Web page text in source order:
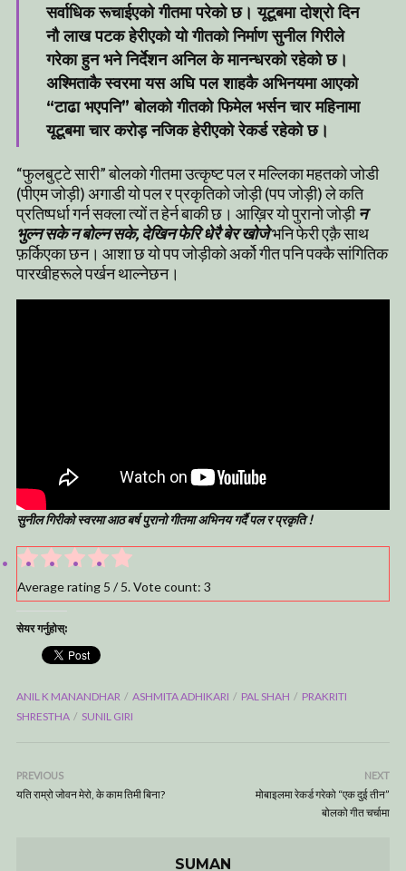
सर्वाधिक रूचाईएको गीतमा परेको छ। यूटूबमा दोश्रो दिन
नौ लाख पटक हेरीएको यो गीतको निर्माण सुनील गिरीले
गरेका हुन भने निर्देशन अनिल के मानन्धरको रहेको छ।
अश्मिताकै स्वरमा यस अघि पल शाहकै अभिनयमा आएको
“टाढा भएपनि” बोलको गीतको फिमेल भर्सन चार महिनामा
यूटूबमा चार करोड़ नजिक हेरीएको रेकर्ड रहेको छ।
“फुलबुट्टे सारी” बोलको गीतमा उत्कृष्ट पल र मल्लिका महतको जोडी
(पीएम जोड़ी) अगाडी यो पल र प्रकृतिको जोड़ी (पप जोड़ी) ले कति
प्रतिष्पर्धा गर्न सक्ला त्यों त हेर्न बाकी छ। आख़िर यो पुरानो जोड़ीन
भुल्न सके न बोल्न सके, देखिन फेरि धेरै बेर खोजेभनि फेरी एक़ै साथ
फ़र्किएका छन। आशा छ यो पप जोड़ीको अर्को गीत पनि पक्कै सांगितिक
पारखीहरूले पर्खन थाल्नेछन।
सुनील गिरीको स्वरमा आठ बर्ष पुरानो गीतमा अभिनय गर्दै पल र प्रकृति !
Average rating 5 / 5. Vote count: 3
सेयर गर्नुहोस्:
ANIL K MANANDHAR ASHMITA ADHIKARI PAL SHAH
PRAKRITI
SHRESTHA
SUNIL GIRI
PREVIOUS
यति राम्रो जोवन मेरो, के काम तिमी बिना?
NEXT
मोबाइलमा रेकर्ड गरेको “एक दुई तीन”
बोलको गीत चर्चामा
SUMAN